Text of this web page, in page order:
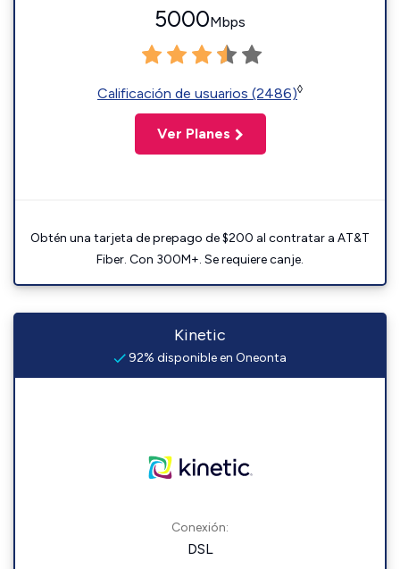
5000Mbps
Calificación de usuarios (2486)◊
Ver Planes
Obtén una tarjeta de prepago de $200 al contratar a AT&T
Fiber. Con 300M+. Se requiere canje.
Kinetic
92% disponible en Oneonta
Conexión:
DSL